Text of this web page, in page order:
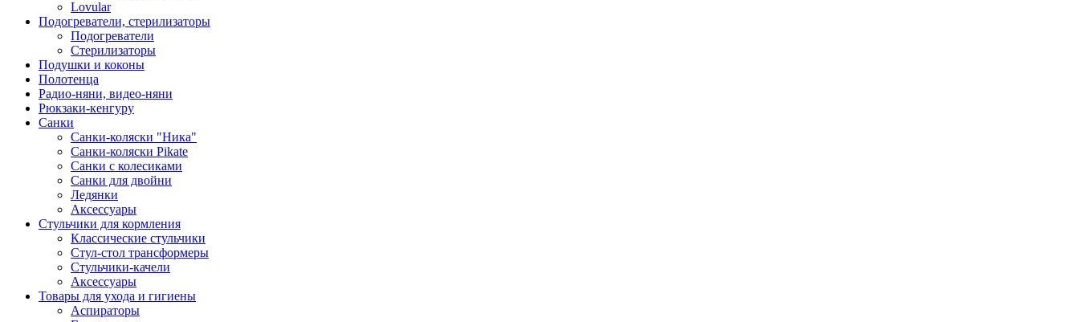
Lovular
Подогреватели, стерилизаторы
Подогреватели
Стерилизаторы
Подушки и коконы
Полотенца
Радио-няни, видео-няни
Рюкзаки-кенгуру
Санки
Санки-коляски "Ника"
Санки-коляски Pikate
Санки с колесиками
Санки для двойни
Ледянки
Аксессуары
Стульчики для кормления
Классические стульчики
Стул-стол трансформеры
Стульчики-качели
Аксессуары
Товары для ухода и гигиены
Аспираторы